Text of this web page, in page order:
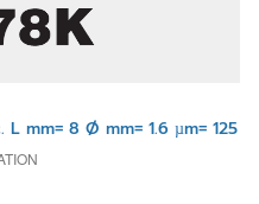
L mm= 8 Ø mm= 1.6 µm= 125